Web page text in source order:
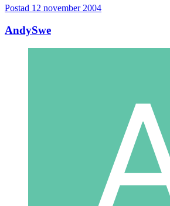
Postad 12 november 2004
AndySwe